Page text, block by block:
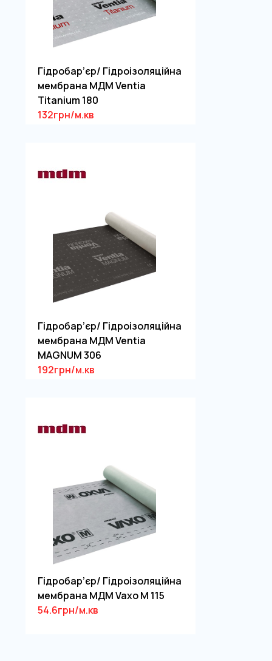
Гідробар’єр/ Гідроізоляційна
мембрана МДМ Ventia
Titanium 180
132грн/м.кв
Гідробар’єр/ Гідроізоляційна
мембрана МДМ Ventia
MAGNUM 306
192грн/м.кв
Гідробар’єр/ Гідроізоляційна
мембрана МДМ Vaxo М 115
54.6грн/м.кв